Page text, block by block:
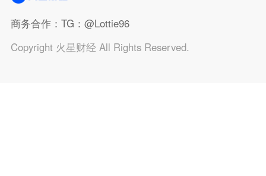
商务合作：TG：@Lottie96
Copyright 火星财经 All Rights Reserved.